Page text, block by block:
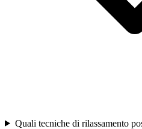
Quali tecniche di rilassamento